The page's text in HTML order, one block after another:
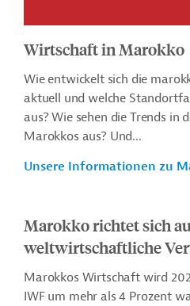
Wirtschaft in Marokko
Wie entwickelt sich die
aktuell und welche
aus? Wie sehen die Trends in
Marokkos aus? Und...
Unsere Informationen zu
Marokko richtet sich
weltwirtschaftliche
Marokkos Wirtschaft wird
IWF um mehr als 4 Prozent